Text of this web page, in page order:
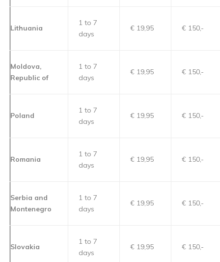
Lithuania
1 to 7
days
€ 19,95 € 150,-
Moldova,
Republic of
1 to 7
days
€ 19,95 € 150,-
Poland
1 to 7
days
€ 19,95 € 150,-
Romania
1 to 7
days
€ 19,95 € 150,-
Serbia and
Montenegro
1 to 7
days
€ 19,95 € 150,-
Slovakia
1 to 7
days
€ 19,95 € 150,-